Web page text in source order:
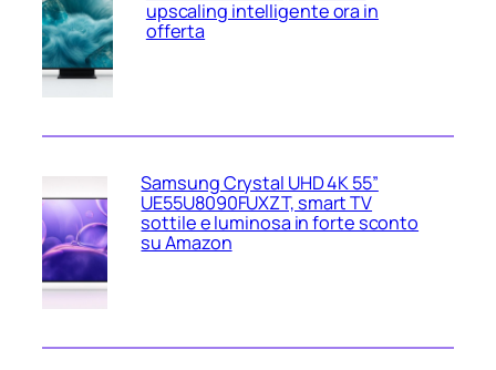
upscaling intelligente ora in
offerta
Samsung Crystal UHD 4K 55”
UE55U8090FUXZT, smart TV
sottile e luminosa in forte sconto
su Amazon